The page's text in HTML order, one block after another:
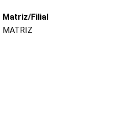
Matriz/Filial
MATRIZ